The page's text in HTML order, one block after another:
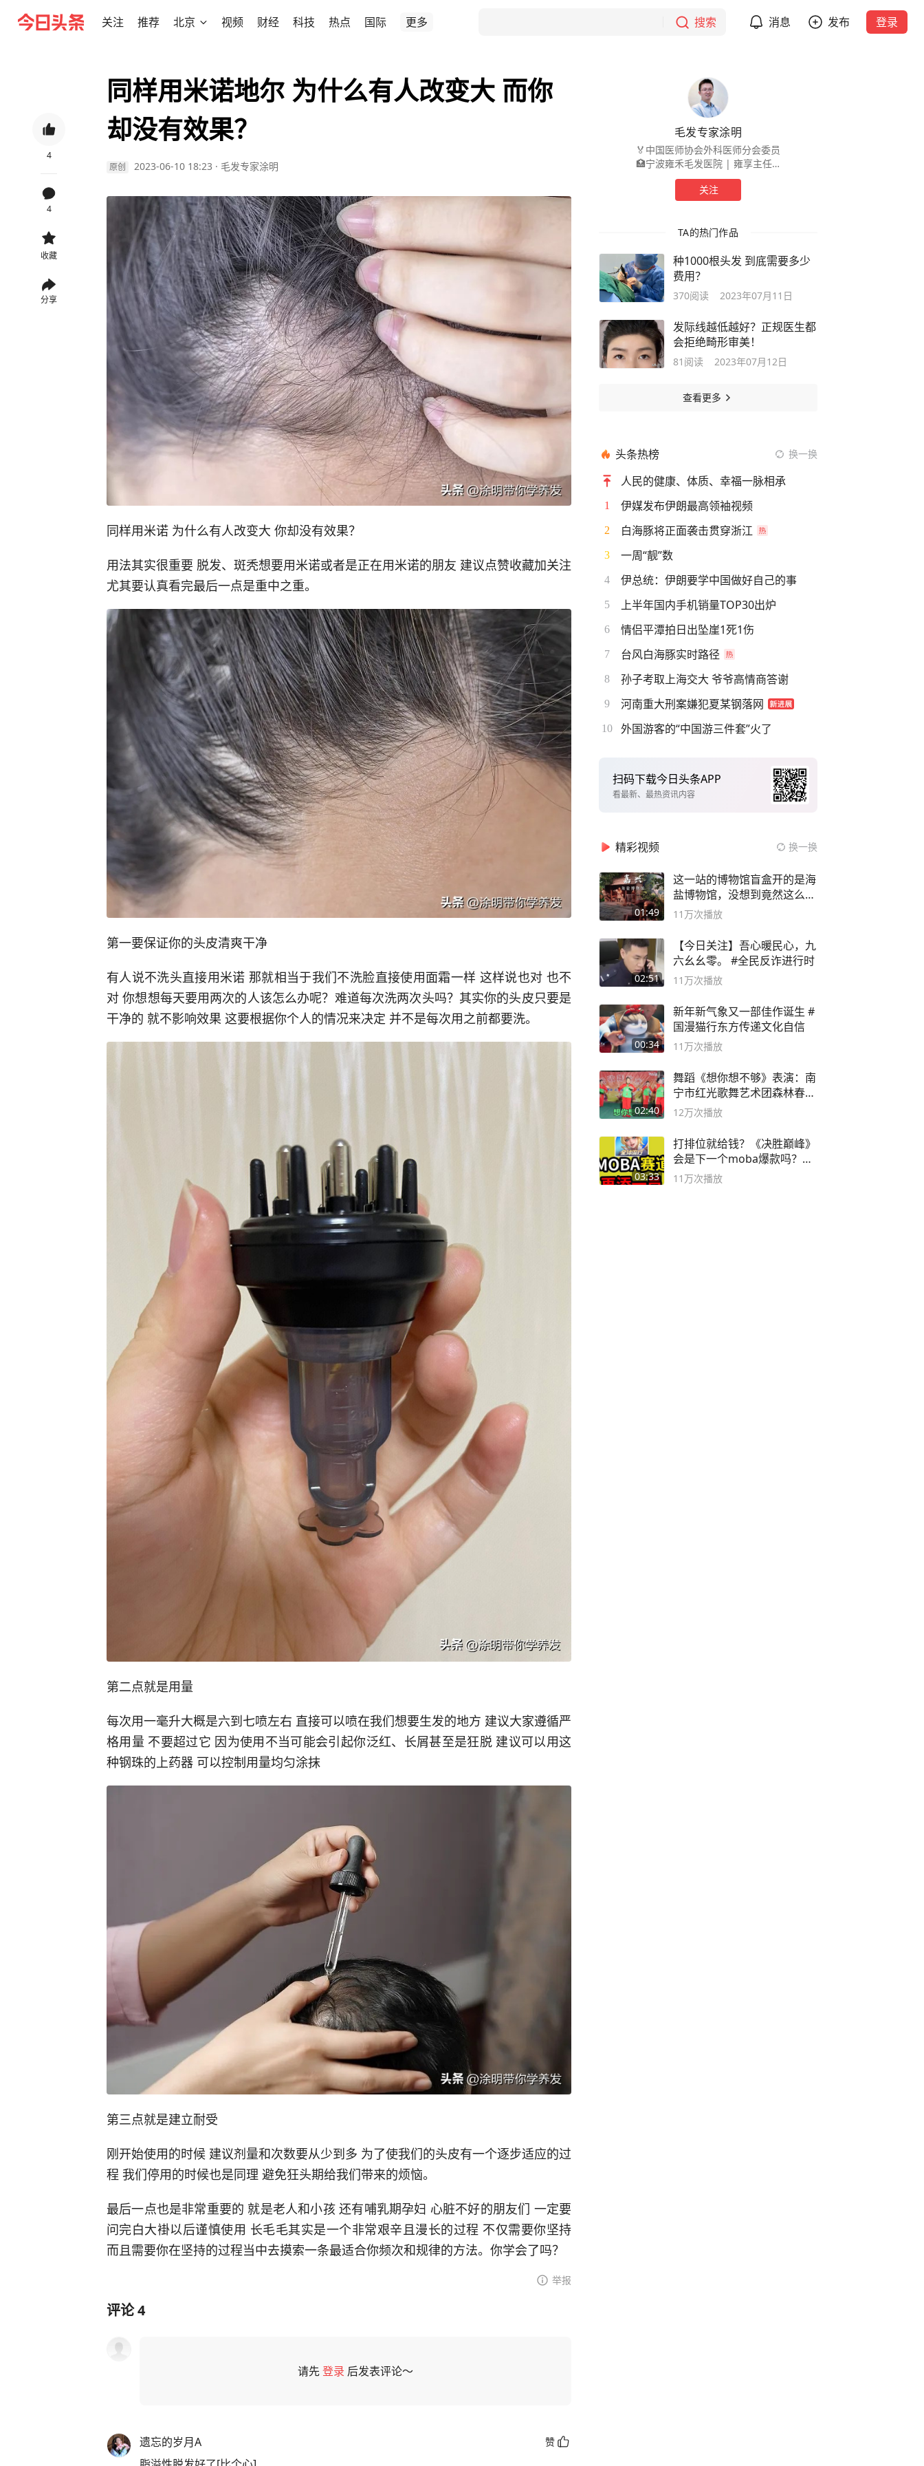
关注 推荐 北京 视频 财经 科技 热点 国际 更多 搜索 消息 发布 登录
4
4
收藏
分享
同样用米诺地尔 为什么有人改变大 而你
却没有效果？
原创 2023-06-10 18:23 · 毛发专家涂明
同样用米诺 为什么有人改变大 你却没有效果？
用法其实很重要 脱发、斑秃想要用米诺或者是正在用米诺的朋友 建议点赞收藏加关注
尤其要认真看完最后一点是重中之重。
第一要保证你的头皮清爽干净
有人说不洗头直接用米诺 那就相当于我们不洗脸直接使用面霜一样 这样说也对 也不
对 你想想每天要用两次的人该怎么办呢？难道每次洗两次头吗？其实你的头皮只要是
干净的 就不影响效果 这要根据你个人的情况来决定 并不是每次用之前都要洗。
第二点就是用量
每次用一毫升大概是六到七喷左右 直接可以喷在我们想要生发的地方 建议大家遵循严
格用量 不要超过它 因为使用不当可能会引起你泛红、长屑甚至是狂脱 建议可以用这
种钢珠的上药器 可以控制用量均匀涂抹
第三点就是建立耐受
刚开始使用的时候 建议剂量和次数要从少到多 为了使我们的头皮有一个逐步适应的过
程 我们停用的时候也是同理 避免狂头期给我们带来的烦恼。
最后一点也是非常重要的 就是老人和小孩 还有哺乳期孕妇 心脏不好的朋友们 一定要
问完白大褂以后谨慎使用 长毛毛其实是一个非常艰辛且漫长的过程 不仅需要你坚持
而且需要你在坚持的过程当中去摸索一条最适合你频次和规律的方法。你学会了吗？
举报
评论4
请先登录 后发表评论～
遗忘的岁月A 赞
毛发专家涂明
🏅中国医师协会外科医师分会委员
🏥宁波雍禾毛发医院 | 雍享主任✨
🏆毛发美学设计、大面积种植、顶
部加密、发际线调整、胡须、鬓角
等毛发种植
关注
TA的热门作品
种1000根头发 到底需要多少
费用？
370阅读 2023年07月11日
发际线越低越好？正规医生都
会拒绝畸形审美！
81 阅读 2023年07月12日
查看更多
头条热榜 换一换
人民的健康、体质、幸福一脉相承
1 伊媒发布伊朗最高领袖视频
2 白海豚将正面袭击贯穿浙江
3 一周“靓”数
4 伊总统：伊朗要学中国做好自己的事
5 上半年国内手机销量TOP30出炉
6 情侣平潭拍日出坠崖1死1伤
7 台风白海豚实时路径
8 孙子考取上海交大 爷爷高情商答谢
9 河南重大刑案嫌犯夏某钢落网
10 外国游客的“中国游三件套”火了
扫码下载今日头条APP
看最新、最热资讯内容
精彩视频 换一换
01:49
这一站的博物馆盲盒开的是海
盐博物馆，没想到竟然这么好
逛！
11万次播放
02:51
【今日关注】吾心暖民心，九
六幺幺零。 #全民反诈进行时
11万次播放
00:34
新年新气象又一部佳作诞生 #
国漫猫行东方传递文化自信
11万次播放
02:40
舞蹈《想你想不够》表演：南
宁市红光歌舞艺术团森林春红
舞蹈队。
12万次播放
03:33
打排位就给钱？《决胜巅峰》
会是下一个moba爆款吗？#
决胜巅峰
11万次播放